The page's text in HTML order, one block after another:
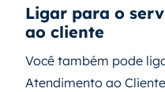
Ligar para o
ao cliente
Você também pode
Atendimento ao